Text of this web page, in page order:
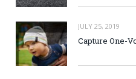
JULY 25, 2019
Capture One-